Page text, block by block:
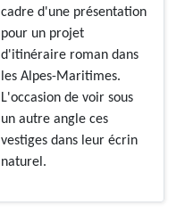
cadre d'une présentation
pour un projet
d'itinéraire roman dans
les Alpes-Maritimes.
L'occasion de voir sous
un autre angle ces
vestiges dans leur écrin
naturel.